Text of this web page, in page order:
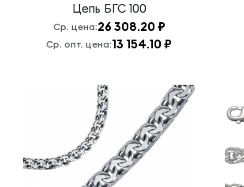
Цепь БГС 100
Ср. цена:26 308.20 ₽
Ср. опт. цена:13 154.10 ₽